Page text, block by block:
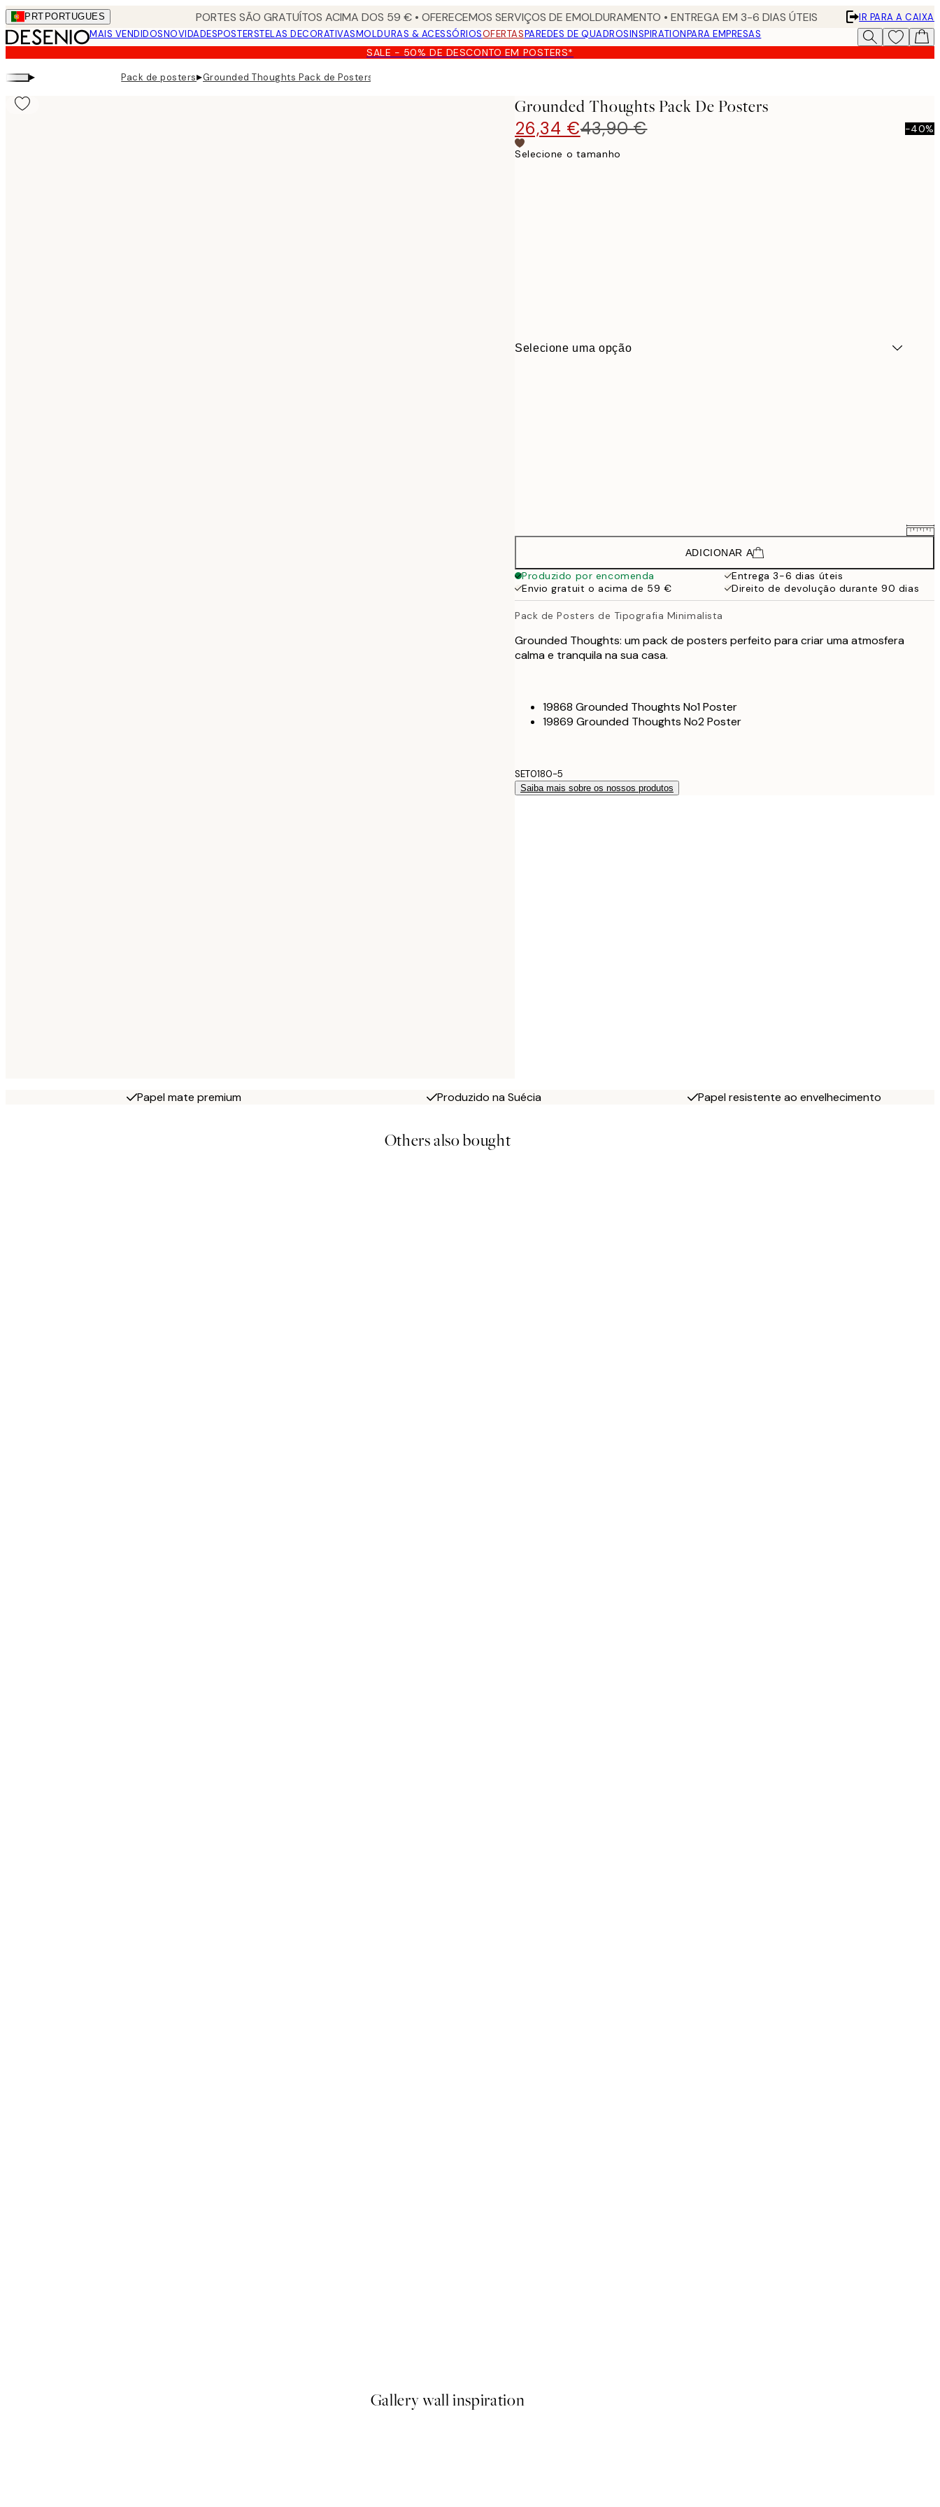
Skip
to
main
content.
PRT PORTUGUES PORTES SÃO GRATUÍTOS ACIMA DOS 59 € • OFERECEMOS SERVIÇOS DE EMOLDURAMENTO • ENTREGA EM 3-6 DIAS ÚTEIS
IR PARA A CAIXA
MAIS VENDIDOSNOVIDADESPOSTERSTELAS DECORATIVASMOLDURAS & ACESSÓRIOSOFERTASPAREDES DE QUADROSINSPIRATIONPARA EMPRESAS
SALE - 50% DE DESCONTO EM POSTERS*
▸ Pack de posters▸Grounded Thoughts Pack de Posters
Grounded Thoughts Pack De Posters
26,34 €43,90 € -40%
Selecione o tamanho
Selecione uma opção
43,90 €
50x70 cm 45,60 €
76 €
108,90 €
100x150 cm
ADICIONAR A
Produzido por encomenda
Entrega 3-6 dias úteis
Envio gratuit o acima de 59 €
Direito de devolução durante 90 dias
Pack de Posters de Tipografia Minimalista
Grounded Thoughts: um pack de posters perfeito para criar uma atmosfera
calma e tranquila na sua casa.
19868 Grounded Thoughts No1 Poster
19869 Grounded Thoughts No2 Poster
SET0180-5
Saiba mais sobre os nossos produtos
Papel mate premium Produzido na Suécia Papel resistente ao envelhecimento
Others also bought
Gallery wall inspiration